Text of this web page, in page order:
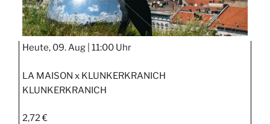
Heute, 09. Aug | 11:00 Uhr
LA MAISON x KLUNKERKRANICH
KLUNKERKRANICH
2,72 €